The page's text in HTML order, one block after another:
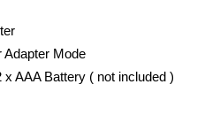
Adapter Mode
AAA Battery ( not included )